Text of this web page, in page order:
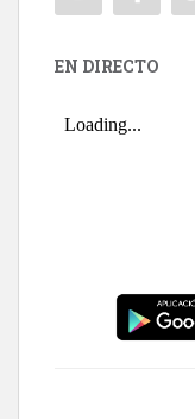
EN DIRECTO